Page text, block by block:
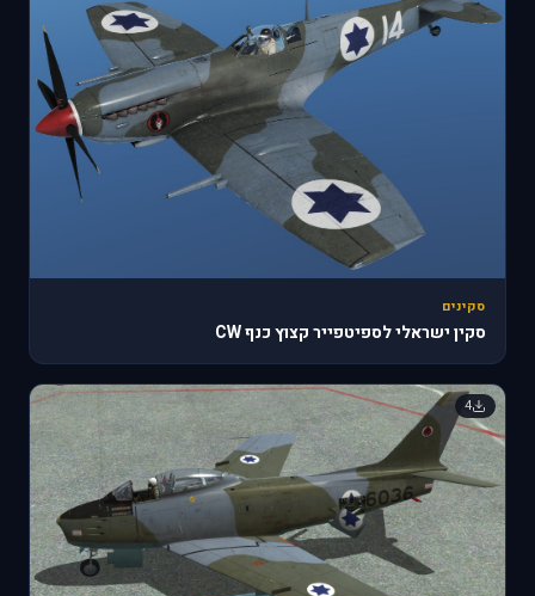
סקינים
סקין ישראלי לספיטפייר קצוץ כנף CW
4